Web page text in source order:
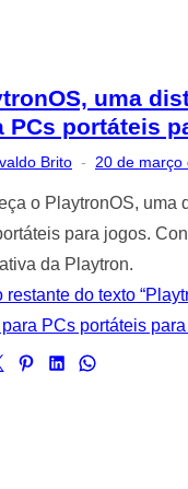
uma
PCs portáteis
Brito
Posted
20 de março
o PlaytronOS, uma
para jogos.
da Playtron.
restante do texto
para PCs portáteis para